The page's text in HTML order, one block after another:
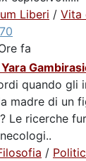
Liberi / Vita
fa
quando gli
madre di un
Le ricerche
/